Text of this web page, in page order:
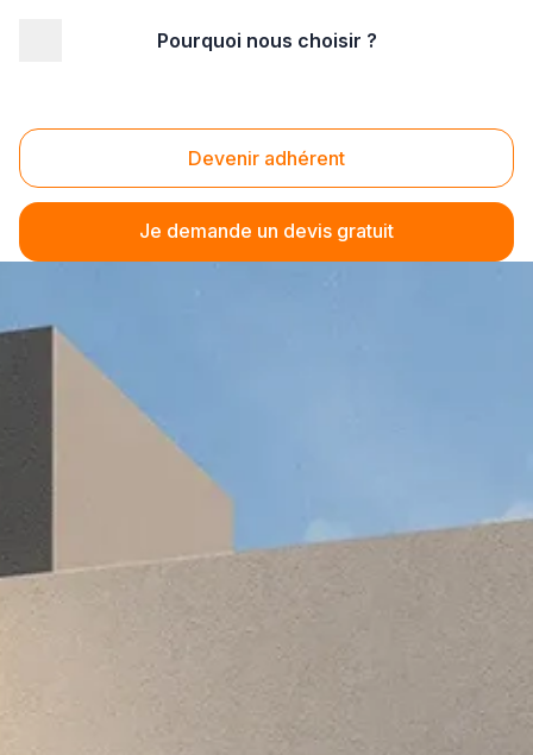
Pourquoi nous choisir ?
Devenir adhérent
Je demande un devis gratuit